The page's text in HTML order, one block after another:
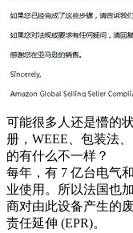
可能很多人还是懵的
册，WEEE、包装法
的有什么不一样？
每年，有 7 亿台电气
业使用。所以法国也
商对由此设备产生的
责任延伸 (EPR)。